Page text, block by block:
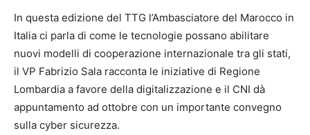
In questa edizione del TTG l’Ambasciatore del Marocco in
Italia ci parla di come le tecnologie possano abilitare
nuovi modelli di cooperazione internazionale tra gli stati,
il VP Fabrizio Sala racconta le iniziative di Regione
Lombardia a favore della digitalizzazione e il CNI dà
appuntamento ad ottobre con un importante convegno
sulla cyber sicurezza.